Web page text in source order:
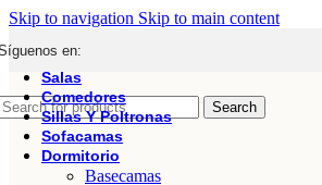
Skip to navigation Skip to main content
en:
Search
Salas
Comedores
Sillas Y Poltronas
Sofacamas
Dormitorio
Basecamas